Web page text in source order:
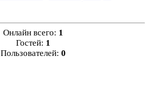
Онлайн всего: 1
Гостей: 1
Пользователей: 0